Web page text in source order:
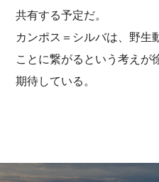
共有する予定だ。
カンポス＝シルバは、野生
ことに繋がるという考えが
期待している。